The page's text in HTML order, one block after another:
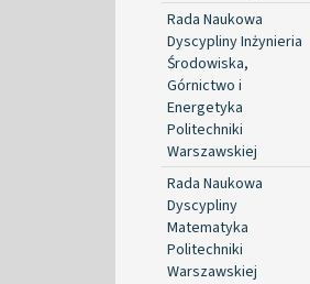
Rada Naukowa
Dyscypliny Inżynieria
Środowiska,
Górnictwo i
Energetyka
Politechniki
Warszawskiej
Rada Naukowa
Dyscypliny
Matematyka
Politechniki
Warszawskiej